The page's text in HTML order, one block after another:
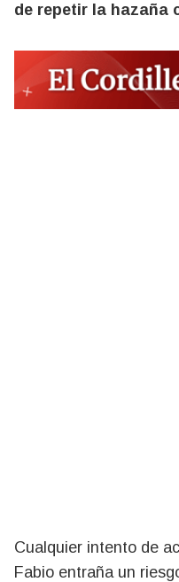
de repetir la hazaña
Cualquier intento de
Fabio entraña un